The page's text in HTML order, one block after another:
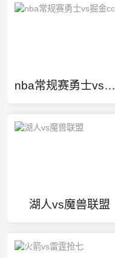
nba常规赛勇士vs掘金cctv
湖人vs魔兽联盟